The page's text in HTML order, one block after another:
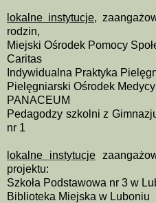
lokalne instytucje,
rodzin,
Miejski Ośrodek Pomocy
Caritas
Indywidualna Praktyka
Pielęgniarski Ośrodek
PANACEUM
Pedagodzy szkolni z
nr 1
lokalne instytucje
projektu:
Szkoła Podstawowa nr 3 w
Biblioteka Miejska w Luboniu